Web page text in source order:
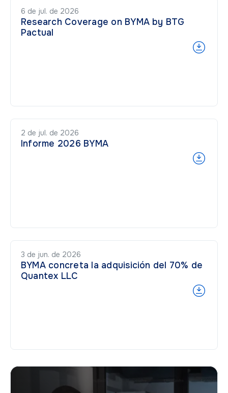
6 de jul. de 2026
Research Coverage on BYMA by BTG
Pactual
2 de jul. de 2026
Informe 2026 BYMA
3 de jun. de 2026
BYMA concreta la adquisición del 70% de
Quantex LLC